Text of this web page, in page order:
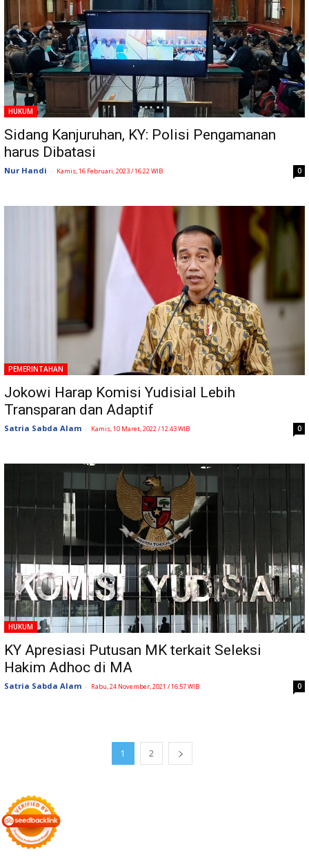
HUKUM
Sidang Kanjuruhan, KY: Polisi Pengamanan
harus Dibatasi
Nur Handi - Kamis, 16 Februari, 2023 / 16:22 WIB 0
PEMERINTAHAN
Jokowi Harap Komisi Yudisial Lebih
Transparan dan Adaptif
Satria Sabda Alam - Kamis, 10 Maret, 2022 / 12:43 WIB 0
HUKUM
KY Apresiasi Putusan MK terkait Seleksi
Hakim Adhoc di MA
Satria Sabda Alam - Rabu, 24 November, 2021 / 16:57 WIB 0
1 2